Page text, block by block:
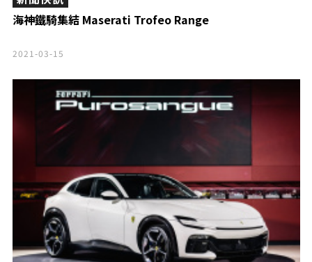
海神鐵騎集結 Maserati Trofeo Range
2021-03-15